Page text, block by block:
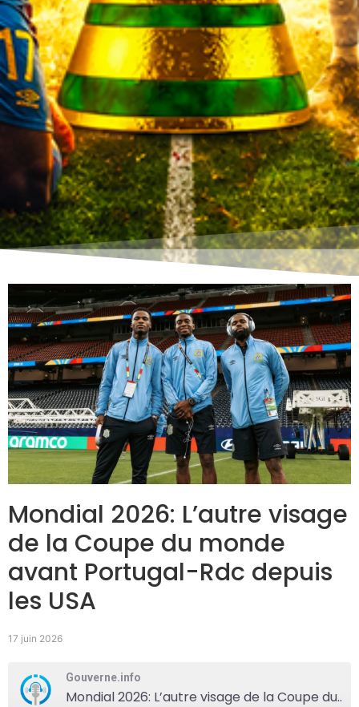
Mondial 2026: L’autre visage
de la Coupe du monde
avant Portugal-Rdc depuis
les USA
17 juin 2026
Gouverne.info
Mondial 2026: L’autre visage de la Coupe du monde avant Portugal-Rdc depuis les USA